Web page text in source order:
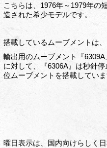
こちらは、1976年～1979年の
造された希少モデルです。
搭載しているムーブメントは
輸出用のムーブメント『
に対して、『6306A』は秒針
位ムーブメントを搭載していま
曜日表示は、国内向けらしく